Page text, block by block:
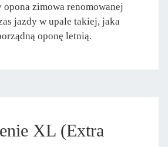
opona zimowa renomowanej
jazdy w upale takiej, jaka
oponę letnią.
XL (Extra